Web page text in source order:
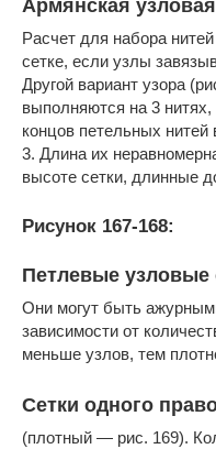
Армянская
Расчет для набора
сетке, если узлы
Другой вариант узора
выполняются на 3
концов петельных
3. Длина их
высоте сетки, длинные
Рисунок 167-168:
Петлевые узловые
Они могут быть
зависимости от
меньше узлов, тем
Сетки одного
(плотный — рис. 169).